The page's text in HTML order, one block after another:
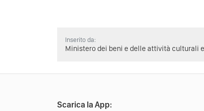
Inserito da:
Ministero dei beni e delle attività culturali
Scarica la App: